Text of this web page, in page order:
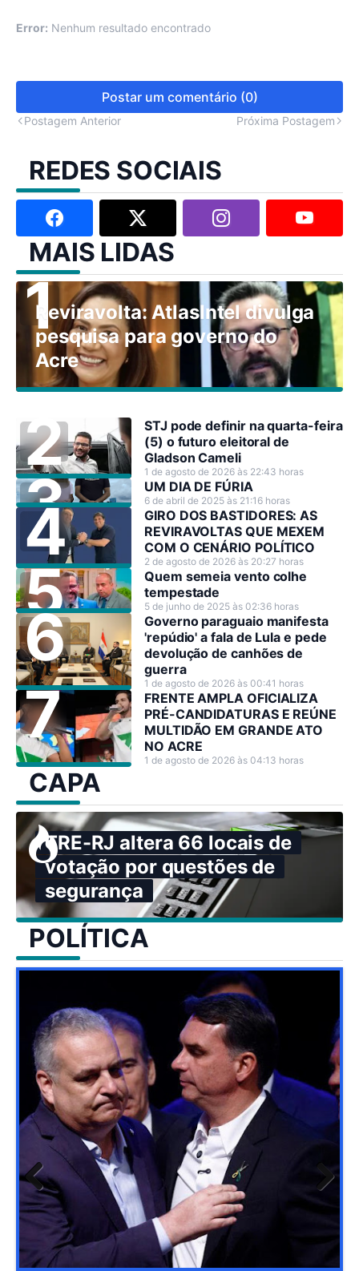
Error: Nenhum resultado encontrado
Postar um comentário (0)
Postagem Anterior Próxima Postagem
REDES SOCIAIS
MAIS LIDAS
Reviravolta: AtlasIntel divulga
pesquisa para governo do
Acre
STJ pode definir na quarta-feira
(5) o futuro eleitoral de
Gladson Cameli
1 de agosto de 2026 às 22:43 horas
UM DIA DE FÚRIA
6 de abril de 2025 às 21:16 horas
GIRO DOS BASTIDORES: AS
REVIRAVOLTAS QUE MEXEM
COM O CENÁRIO POLÍTICO
2 de agosto de 2026 às 20:27 horas
Quem semeia vento colhe
tempestade
5 de junho de 2025 às 02:36 horas
Governo paraguaio manifesta
'repúdio' a fala de Lula e pede
devolução de canhões de
guerra
1 de agosto de 2026 às 00:41 horas
FRENTE AMPLA OFICIALIZA
PRÉ-CANDIDATURAS E REÚNE
MULTIDÃO EM GRANDE ATO
NO ACRE
1 de agosto de 2026 às 04:13 horas
CAPA
TRE-RJ altera 66 locais de
votação por questões de
segurança
POLÍTICA
Previ
ous
Next